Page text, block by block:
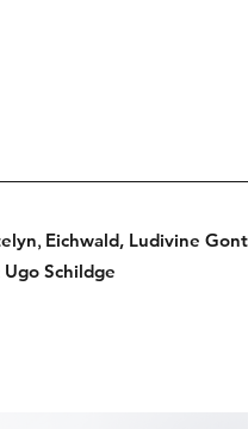
, Eichwald, Ludivine
Ugo Schildge